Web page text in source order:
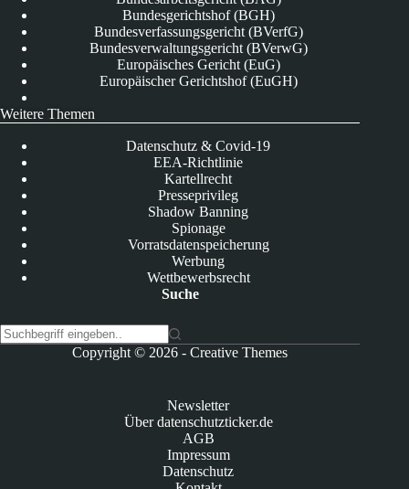
Bundesgerichtshof (BGH)
Bundesverfassungsgericht (BVerfG)
Bundesverwaltungsgericht (BVerwG)
Europäisches Gericht (EuG)
Europäischer Gerichtshof (EuGH)
Weitere Themen
Datenschutz & Covid-19
EEA-Richtlinie
Kartellrecht
Presseprivileg
Shadow Banning
Spionage
Vorratsdatenspeicherung
Werbung
Wettbewerbsrecht
Suche
Copyright © 2026 -Creative Themes
Newsletter
Über datenschutzticker.de
AGB
Impressum
Datenschutz